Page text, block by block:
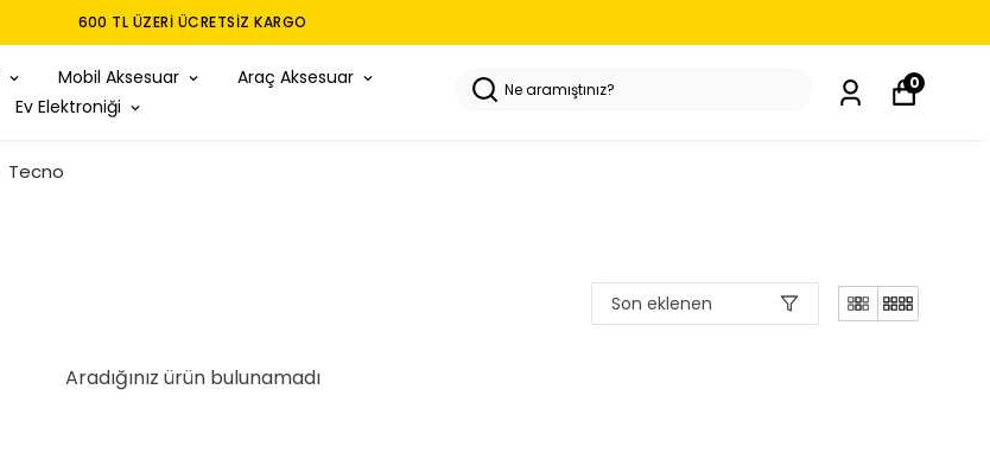
Mobil Aksesuar
Araç Aksesuar
Ev Elektroniği
0
Tecno
Son eklenen
Aradığınız ürün bulunamadı